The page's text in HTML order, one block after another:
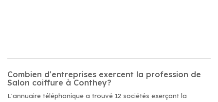
Combien d'entreprises exercent la profession de
Salon coiffure à Conthey?
L'annuaire téléphonique a trouvé 12 sociétés exerçant la